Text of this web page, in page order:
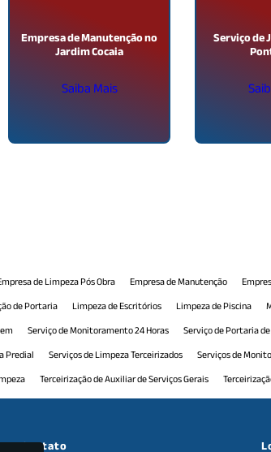
Empresa de Manutenção no
Jardim Cocaia
Saiba Mais
Serviço de
de Limpeza Pós Obra Empresa de Manutenção
de Portaria Limpeza de Escritórios Limpeza de Piscina
Serviço de Monitoramento 24 Horas Serviço de Portaria
Predial Serviços de Limpeza Terceirizados Serviços de
Terceirização de Auxiliar de Serviços Gerais
de Manutenção Predial Terceirização de Monitoramento
Contato